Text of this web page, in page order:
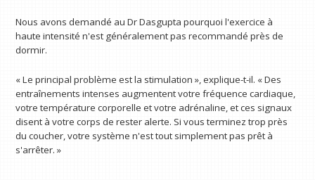
Nous avons demandé au Dr Dasgupta pourquoi l'exercice à
haute intensité n'est généralement pas recommandé près de
dormir.
« Le principal problème est la stimulation », explique-t-il. « Des
entraînements intenses augmentent votre fréquence cardiaque,
votre température corporelle et votre adrénaline, et ces signaux
disent à votre corps de rester alerte. Si vous terminez trop près
du coucher, votre système n'est tout simplement pas prêt à
s'arrêter. »